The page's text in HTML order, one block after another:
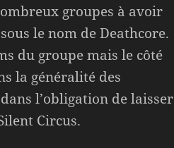
groupes à avoir
le nom de Deathcore.
du groupe mais le côté
la généralité des
l’obligation de laisser
Circus.